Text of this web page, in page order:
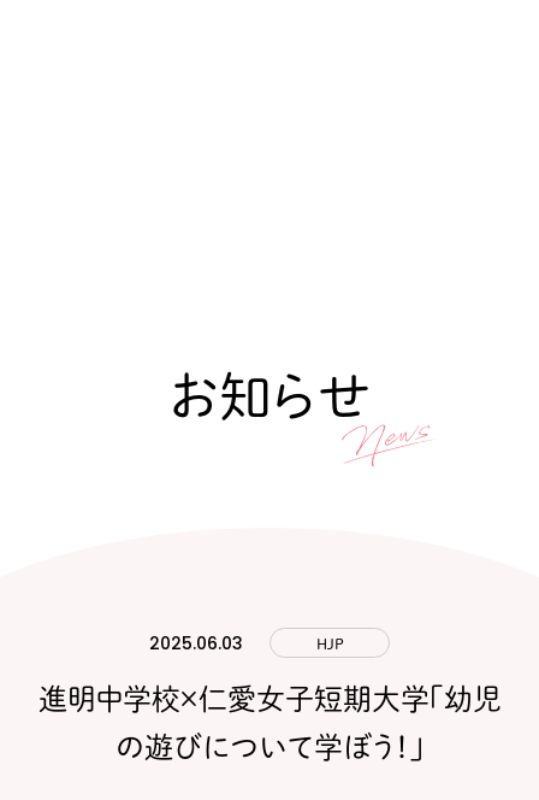
お知らせ
2025.06.03 HJP
進明中学校×仁愛女子短期大学「幼児
の遊びについて学ぼう！」